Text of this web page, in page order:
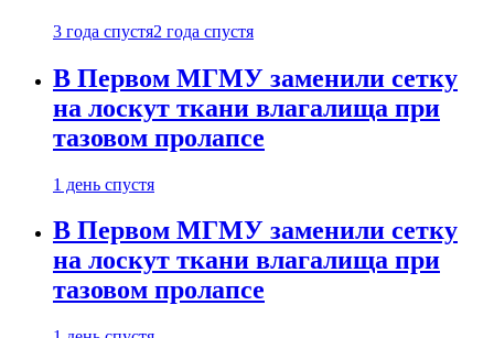
3 года спустя2 года спустя
В Первом МГМУ заменили сетку
на лоскут ткани влагалища при
тазовом пролапсе
1 день спустя
В Первом МГМУ заменили сетку
на лоскут ткани влагалища при
тазовом пролапсе